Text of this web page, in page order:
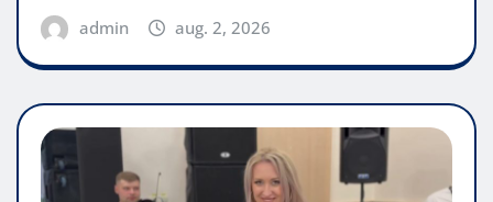
admin aug. 2, 2026